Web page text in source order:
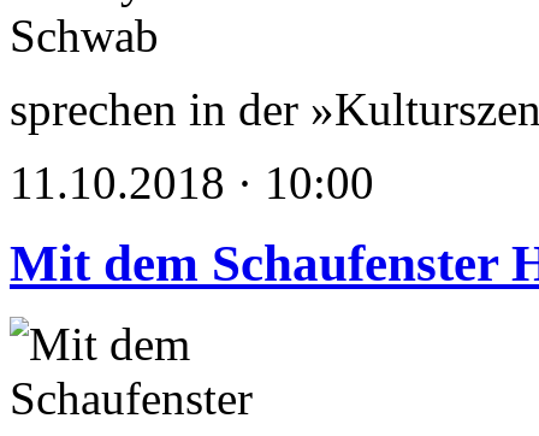
sprechen in der
11.10.2018 · 10:00
Mit dem Schaufenster